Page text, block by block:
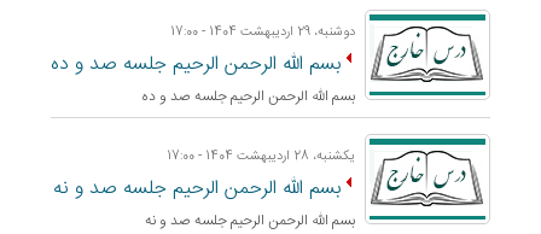
دوشنبه، 29 اردیبهشت 1404 - 17:00
بسم الله الرحمن الرحيم جلسه صد و ده
بسم الله الرحمن الرحيم جلسه صد و ده
یکشنبه، 28 اردیبهشت 1404 - 17:00
بسم الله الرحمن الرحيم جلسه صد و نه
بسم الله الرحمن الرحيم جلسه صد و نه